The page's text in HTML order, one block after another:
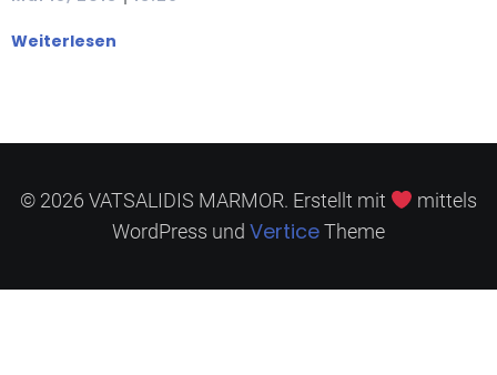
Weiterlesen
© 2026 VATSALIDIS MARMOR. Erstellt mit
mittels
WordPress und VerticeTheme